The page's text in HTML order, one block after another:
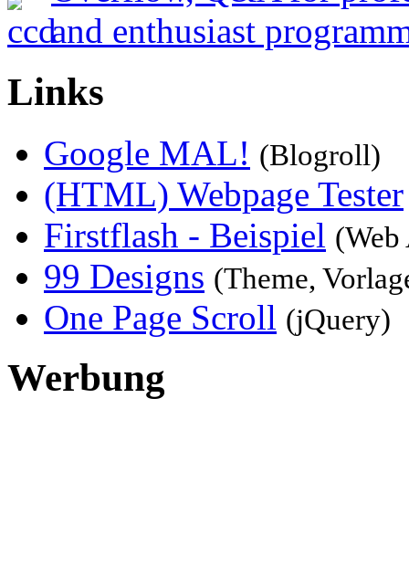
Links
Google MAL! (Blogroll)
(HTML) Webpage Tester
Firstflash - Beispiel (Web
99 Designs (Theme,
One Page Scroll (jQuery)
Werbung